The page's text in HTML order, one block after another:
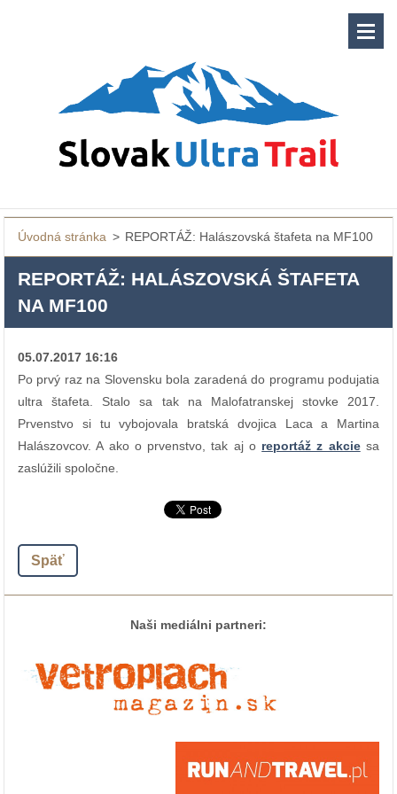
Úvodná stránka > REPORTÁŽ: Halászovská štafeta na MF100
REPORTÁŽ: HALÁSZOVSKÁ ŠTAFETA
NA MF100
05.07.2017 16:16
Po prvý raz na Slovensku bola zaradená do programu podujatia
ultra štafeta. Stalo sa tak na Malofatranskej stovke 2017.
Prvenstvo si tu vybojovala bratská dvojica Laca a Martina
Halászovcov. A ako o prvenstvo, tak aj o reportáž z akciesa
zaslúžili spoločne.
Späť
Naši mediálni partneri: